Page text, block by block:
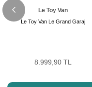
Le Toy Van
Le Toy Van Le Grand Garaj
8.999,90 TL